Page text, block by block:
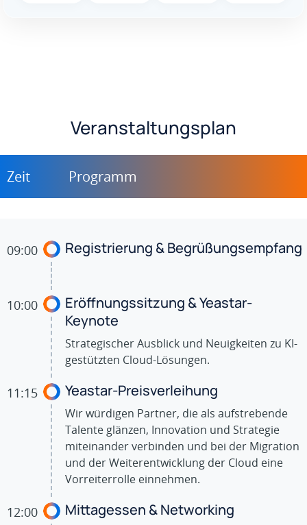
Veranstaltungsplan
Zeit Programm
09:00 Registrierung & Begrüßungsempfang
10:00
Eröffnungssitzung & Yeastar-
Keynote
Strategischer Ausblick und Neuigkeiten zu KI-
gestützten Cloud-Lösungen.
11:15 Yeastar-Preisverleihung
Wir würdigen Partner, die als aufstrebende
Talente glänzen, Innovation und Strategie
miteinander verbinden und bei der Migration
und der Weiterentwicklung der Cloud eine
Vorreiterrolle einnehmen.
12:00 Mittagessen & Networking